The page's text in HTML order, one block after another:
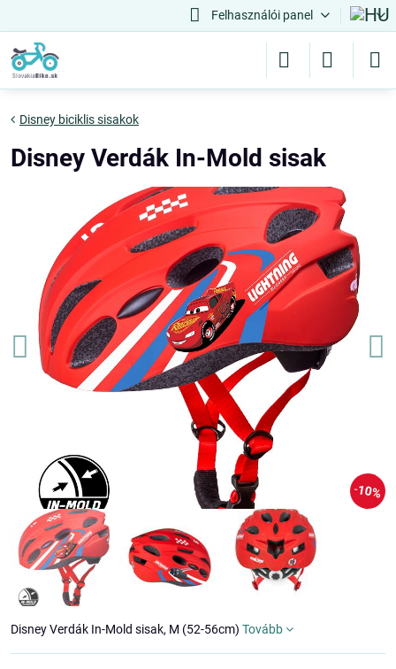
Felhasználói panel
10%
Disney biciklis sisakok
Disney Verdák In-Mold sisak
Disney Verdák In-Mold sisak, M (52-56cm) Tovább